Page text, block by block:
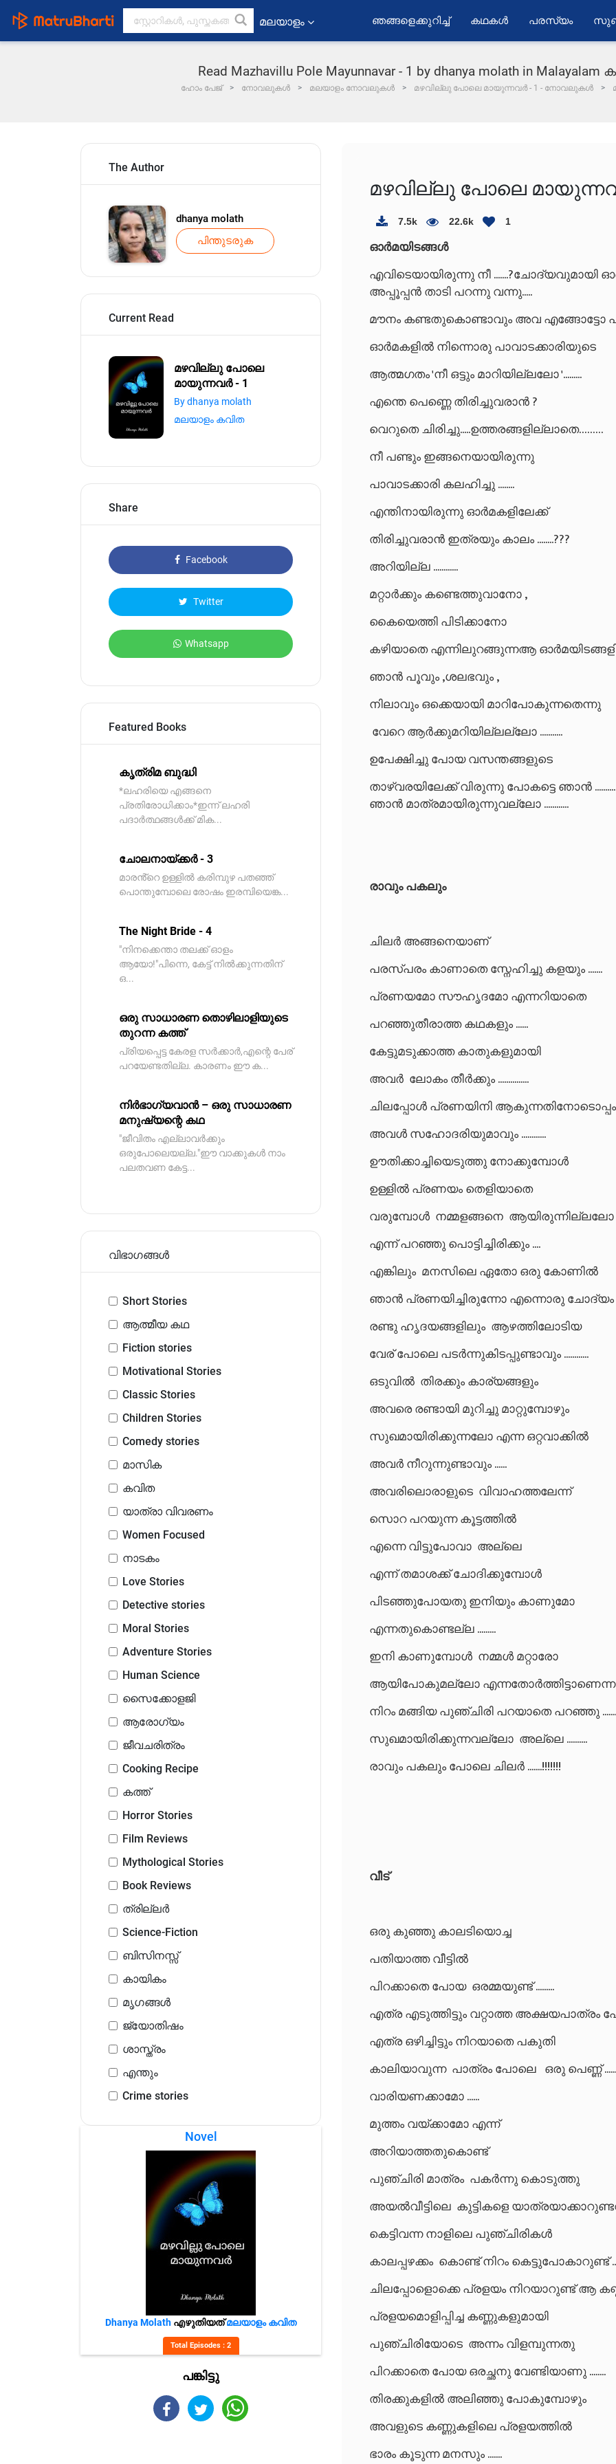
മലയാളം ഞങ്ങളെക്കുറിച്ച് കഥകൾ പരസ്യം
Read Mazhavillu Pole Mayunnavar - 1 by dhanya molath in
ഹോം പേജ് നോവലുകൾ മലയാളം നോവലുകൾ മഴവില്ലു പോലെ മായുന്നവർ - 1 - നോവലുകൾ
The Author
dhanya molath
പിന്തുടരുക
Current Read
മഴവില്ലു പോലെ
മായുന്നവർ - 1
By dhanya molath
മലയാളം കവിത
Share
Facebook
Twitter
Whatsapp
Featured Books
കൃത്രിമ ബുദ്ധി
*ലഹരിയെ എങ്ങനെ
പ്രതിരോധിക്കാം*ഇന്ന് ലഹരി
പദാർത്ഥങ്ങൾക്ക് മിക...
ചോലനായ്ക്കർ - 3
മാരൻ്റെ ഉള്ളിൽ കരിമ്പുഴ പതഞ്ഞ്
പൊന്തുമ്പോലെ രോഷം ഇരമ്പിയെങ്ക...
The Night Bride - 4
"നിനക്കെന്താ തലക്ക് ഓളം
ആയോ!"പിന്നെ, കേട്ട് നിൽക്കുന്നതിന്
ഒ...
ഒരു സാധാരണ തൊഴിലാളിയുടെ
തുറന്ന കത്ത്
പ്രിയപ്പെട്ട കേരള സർക്കാർ,എന്റെ പേര്
പറയേണ്ടതില്ല. കാരണം ഈ ക...
നിർഭാഗ്യവാൻ – ഒരു സാധാരണ
മനുഷ്യന്റെ കഥ
"ജീവിതം എല്ലാവർക്കും
ഒരുപോലെയല്ല."ഈ വാക്കുകൾ നാം
പലതവണ കേട്ട...
വിഭാഗങ്ങൾ
Short Stories
ആത്മീയ കഥ
Fiction stories
Motivational Stories
Classic Stories
Children Stories
Comedy stories
മാസിക
കവിത
യാത്രാ വിവരണം
Women Focused
നാടകം
Love Stories
Detective stories
Moral Stories
Adventure Stories
Human Science
സൈക്കോളജി
ആരോഗ്യം
ജീവചരിത്രം
Cooking Recipe
കത്ത്
Horror Stories
Film Reviews
Mythological Stories
Book Reviews
ത്രില്ലർ
Science-Fiction
ബിസിനസ്സ്
കായികം
മൃഗങ്ങൾ
ജ്യോതിഷം
ശാസ്ത്രം
എന്തും
Crime stories
Novel
Dhanya Molath എഴുതിയത്മലയാളം കവിത
Total Episodes : 2
പങ്കിട്ടു
മഴവില്ലു പോലെ
7.5k 22.6k 1
ഓർമയിടങ്ങൾ
എവിടെയായിരുന്നു നീ .......?ചോദ്യവുമായി
അപ്പൂപ്പൻ താടി പറന്നു വന്നു.....
മൗനം കണ്ടതുകൊണ്ടാവുംഅവ എങ്ങോട്ടോ
ഓർമകളിൽ നിന്നൊരു പാവാടക്കാരിയുടെ
ആത്മഗതം 'നീ ഒട്ടും മാറിയില്ലലോ '.........
എന്തെ പെണ്ണെ തിരിച്ചുവരാൻ ?
വെറുതെ ചിരിച്ചു.....ഉത്തരങ്ങളില്ലാതെ………
നീ പണ്ടും ഇങ്ങനെയായിരുന്നു
പാവാടക്കാരി കലഹിച്ചു ........
എന്തിനായിരുന്നു ഓർമകളിലേക്ക്
തിരിച്ചുവരാൻ ഇത്രയും കാലം ........???
അറിയില്ല ............
മറ്റാർക്കും കണ്ടെത്തുവാനോ ,
കൈയെത്തി പിടിക്കാനോ
കഴിയാതെ എന്നിലുറങ്ങുന്നആ
ഞാൻ പൂവും ,ശലഭവും ,
നിലാവും ഒക്കെയായിമാറിപോകുന്നതെന്നു
വേറെ ആർക്കുമറിയില്ലല്ലോ ...........
ഉപേക്ഷിച്ചു പോയ വസന്തങ്ങളുടെ
താഴ്വരയിലേക്ക്വിരുന്നു പോകട്ടെ ഞാൻ
ഞാൻ മാത്രമായിരുന്നുവല്ലോ ............
രാവും പകലും
ചിലർ അങ്ങനെയാണ്
പരസ്പരം കാണാതെ സ്നേഹിച്ചു കളയും .......
പ്രണയമോ സൗഹൃദമോ എന്നറിയാതെ
പറഞ്ഞുതീരാത്ത കഥകളും ......
കേട്ടുമടുക്കാത്ത കാതുകളുമായി
അവർ ലോകം തീർക്കും ...............
ചിലപ്പോൾ പ്രണയിനി ആകുന്നതിനോടൊപ്പം
അവൾ സഹോദരിയുമാവും ............
ഊതിക്കാച്ചിയെടുത്തു നോക്കുമ്പോൾ
ഉള്ളിൽ പ്രണയം തെളിയാതെ
വരുമ്പോൾ നമ്മളങ്ങനെ ആയിരുന്നില്ലലോ
എന്ന് പറഞ്ഞു പൊട്ടിച്ചിരിക്കും ....
എങ്കിലും മനസിലെ ഏതോ ഒരു കോണിൽ
ഞാൻ പ്രണയിച്ചിരുന്നോ എന്നൊരു ചോദ്യം
രണ്ടു ഹൃദയങ്ങളിലും ആഴത്തിലോടിയ
വേര് പോലെ പടർന്നുകിടപ്പുണ്ടാവും ............
ഒടുവിൽ തിരക്കും കാര്യങ്ങളും
അവരെ രണ്ടായി മുറിച്ചു മാറ്റുമ്പോഴും
സുഖമായിരിക്കുന്നലോ എന്ന ഒറ്റവാക്കിൽ
അവർ നീറുന്നുണ്ടാവും ......
അവരിലൊരാളുടെ വിവാഹത്തലേന്ന്
സൊറ പറയുന്ന കൂട്ടത്തിൽ
എന്നെ വിട്ടുപോവാ അല്ലെ
എന്ന് തമാശക്ക് ചോദിക്കുമ്പോൾ
പിടഞ്ഞുപോയതു ഇനിയും കാണുമോ
എന്നതുകൊണ്ടല്ല .........
ഇനി കാണുമ്പോൾ നമ്മൾ മറ്റാരോ
ആയിപോകുമല്ലോ
നിറം മങ്ങിയ പുഞ്ചിരി പറയാതെ പറഞ്ഞു
സുഖമായിരിക്കുന്നവല്ലോ അല്ലെ ..........
രാവും പകലും പോലെ ചിലർ .......!!!!!!!
വീട്
ഒരു കുഞ്ഞു കാലടിയൊച്ച
പതിയാത്ത വീട്ടിൽ
പിറക്കാതെ പോയ ഒരമ്മയുണ്ട് .........
എത്ര എടുത്തിട്ടും വറ്റാത്ത അക്ഷയപാത്രം
എത്ര ഒഴിച്ചിട്ടും നിറയാതെ പകുതി
കാലിയാവുന്ന പാത്രം പോലെ ഒരു പെണ്ണ്
വാരിയണക്കാമോ ......
മുത്തം വയ്ക്കാമോ എന്ന്
അറിയാത്തതുകൊണ്ട്
പുഞ്ചിരി മാത്രം പകർന്നു കൊടുത്തു
അയൽവീട്ടിലെ കുട്ടികളെ
കെട്ടിവന്ന നാളിലെ പുഞ്ചിരികൾ
കാലപ്പഴക്കം കൊണ്ട് നിറം കെട്ടുപോകാറുണ്ട്
ചിലപ്പോളൊക്കെ പ്രളയം നിറയാറുണ്ട് ആ
പ്രളയമൊളിപ്പിച്ച കണ്ണുകളുമായി
പുഞ്ചിരിയോടെ അന്നം വിളമ്പുന്നതു
പിറക്കാതെ പോയ ഒരച്ഛനു വേണ്ടിയാണു ........
തിരക്കുകളിൽ അലിഞ്ഞു പോകുമ്പോഴും
അവളുടെ കണ്ണുകളിലെ പ്രളയത്തിൽ
ഭാരം കൂടുന്ന മനസും .......